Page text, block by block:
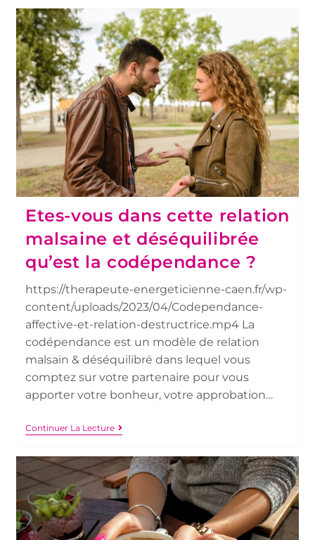
Etes-vous dans cette relation
malsaine et déséquilibrée
qu’est la codépendance ?
https://therapeute-energeticienne-caen.fr/wp-
content/uploads/2023/04/Codependance-
affective-et-relation-destructrice.mp4 La
codépendance est un modèle de relation
malsain & déséquilibré dans lequel vous
comptez sur votre partenaire pour vous
apporter votre bonheur, votre approbation…
Continuer La Lecture